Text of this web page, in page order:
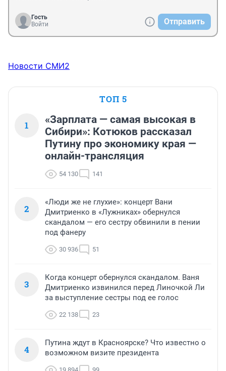
Гость
Войти
Отправить
Новости СМИ2
ТОП 5
1
«Зарплата — самая высокая в
Сибири»: Котюков рассказал
Путину про экономику края —
онлайн-трансляция
54 130 141
2
«Люди же не глухие»: концерт Вани
Дмитриенко в «Лужниках» обернулся
скандалом — его сестру обвинили в пении
под фанеру
30 936 51
3
Когда концерт обернулся скандалом. Ваня
Дмитриенко извинился перед Линочкой Ли
за выступление сестры под ее голос
22 138 23
4
Путина ждут в Красноярске? Что известно о
возможном визите президента